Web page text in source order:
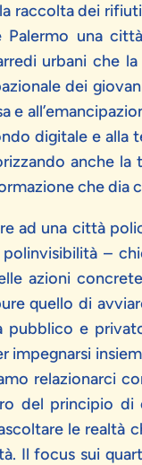
raccolta dei
Palermo una
urbani che
dei
e
digitale e alla
anche
che dia
ad una città
–
azioni
quello di
pubblico e
impegnarsi
relazionarci
del principio di
le realtà
Il focus sui